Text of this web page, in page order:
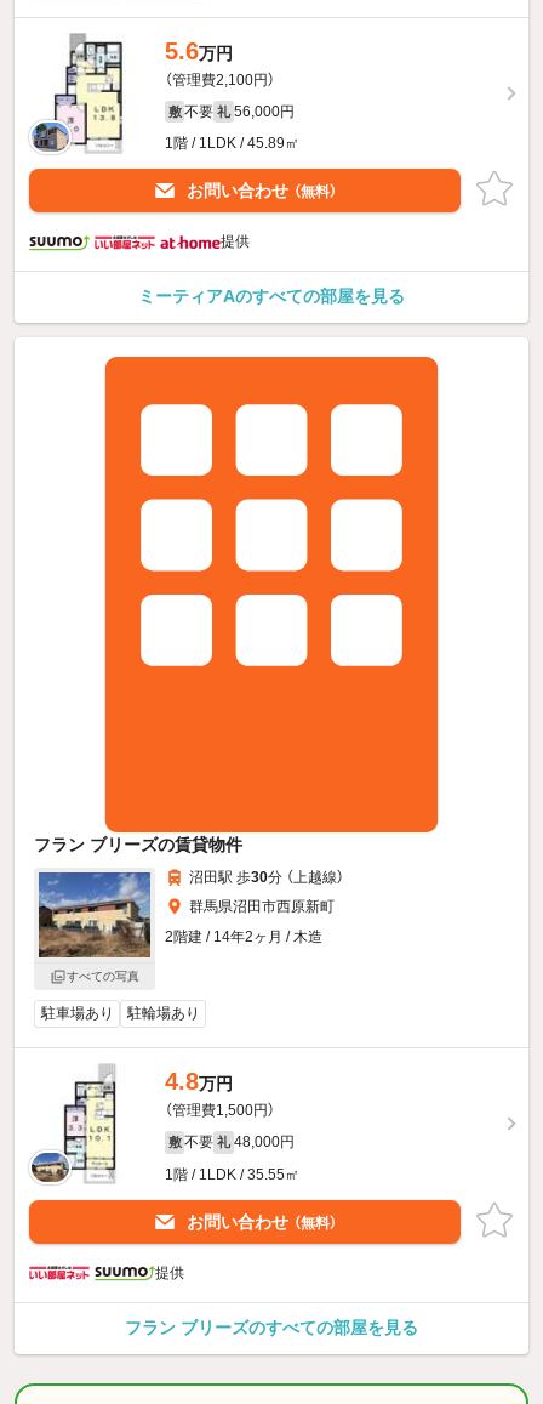
5.6万円
（管理費2,100円）
敷 不要 礼 56,000円
1階 / 1LDK / 45.89㎡
お問い合わせ （無料）
提供
ミーティアAのすべての部屋を見る
フラン ブリーズの賃貸物件
すべての写真
沼田駅 歩30分 （上越線）
群馬県沼田市西原新町
2階建 / 14年2ヶ月 / 木造
駐車場あり 駐輪場あり
4.8万円
（管理費1,500円）
敷 不要 礼 48,000円
1階 / 1LDK / 35.55㎡
お問い合わせ （無料）
提供
フラン ブリーズのすべての部屋を見る